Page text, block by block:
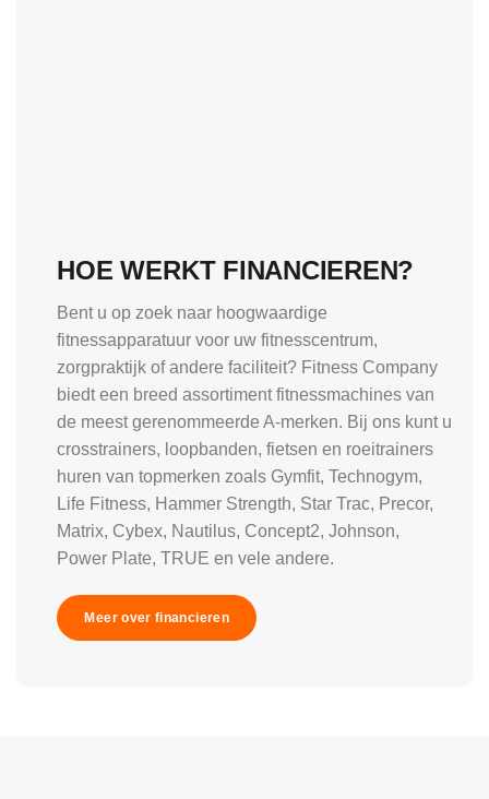
HOE WERKT FINANCIEREN?
Bent u op zoek naar hoogwaardige
fitnessapparatuur voor uw fitnesscentrum,
zorgpraktijk of andere faciliteit? Fitness Company
biedt een breed assortiment fitnessmachines van
de meest gerenommeerde A-merken. Bij ons kunt u
crosstrainers, loopbanden, fietsen en roeitrainers
huren van topmerken zoals Gymfit, Technogym,
Life Fitness, Hammer Strength, Star Trac, Precor,
Matrix, Cybex, Nautilus, Concept2, Johnson,
Power Plate, TRUE en vele andere.
Meer over financieren